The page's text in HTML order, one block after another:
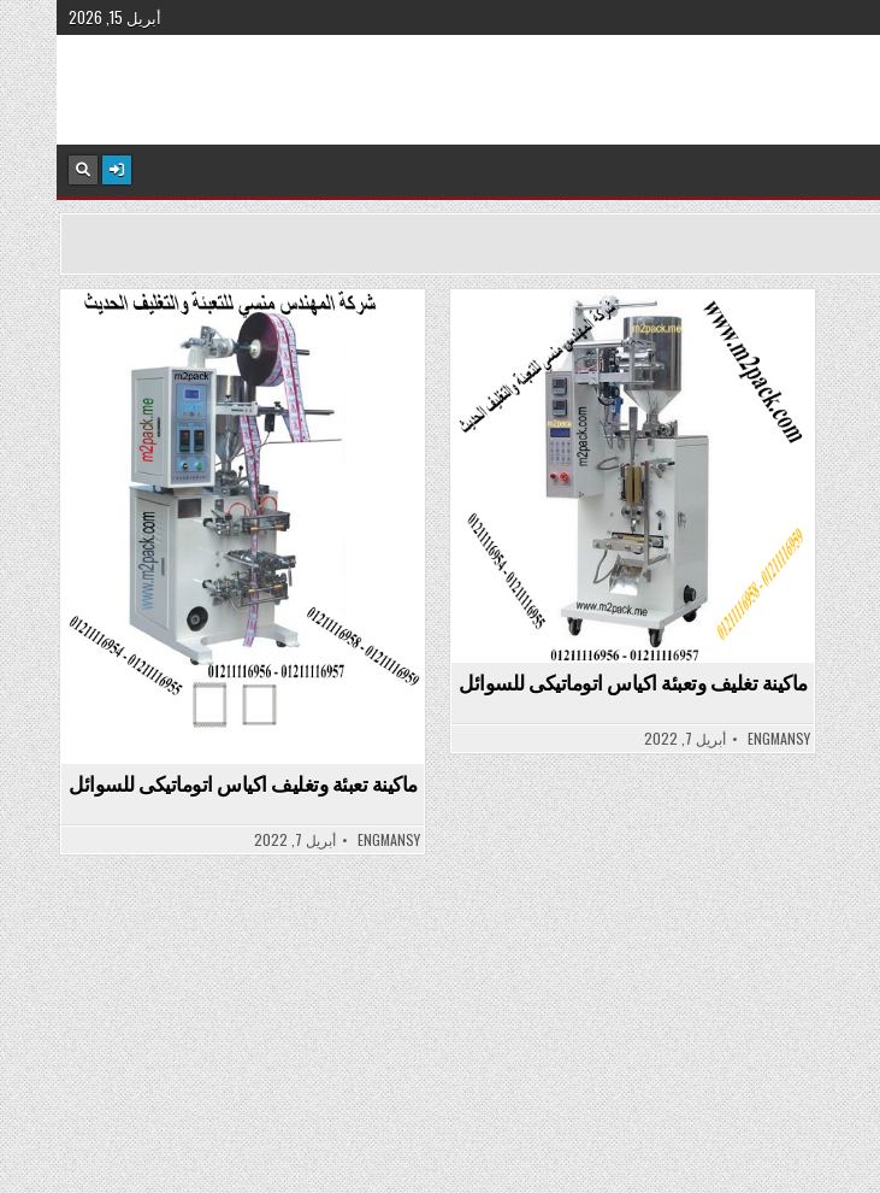
أبريل 15, 2026
ماكينة تعبئة وتغليف اكياس اتوماتيكى للسوائل
ENGMANSY أبريل 7, 2022
Posted
ماكينة تغليف وتعبئة اكياس اتوماتيكى للسوائل
ENGMANSY أبريل 7, 2022